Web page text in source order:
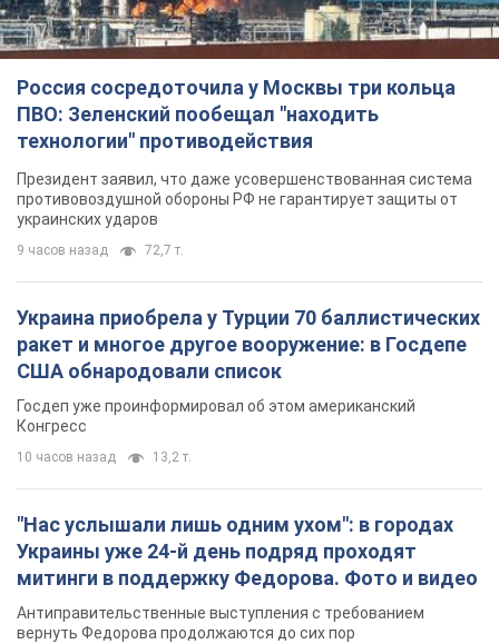
Россия сосредоточила у Москвы три кольца
ПВО: Зеленский пообещал "находить
технологии" противодействия
Президент заявил, что даже усовершенствованная система
противовоздушной обороны РФ не гарантирует защиты от
украинских ударов
9 часов назад 72,7 т.
Украина приобрела у Турции 70 баллистических
ракет и многое другое вооружение: в Госдепе
США обнародовали список
Госдеп уже проинформировал об этом американский
Конгресс
10 часов назад 13,2 т.
"Нас услышали лишь одним ухом": в городах
Украины уже 24-й день подряд проходят
митинги в поддержку Федорова. Фото и видео
Антиправительственные выступления с требованием
вернуть Федорова продолжаются до сих пор